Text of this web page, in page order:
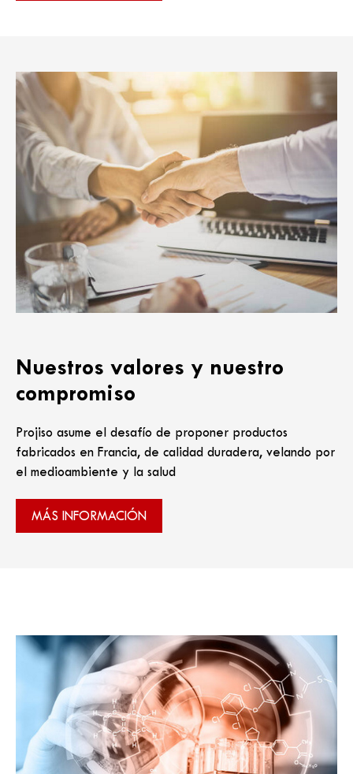
Nuestros valores y nuestro
compromiso
Projiso asume el desafío de proponer productos
fabricados en Francia, de calidad duradera, velando por
el medioambiente y la salud
MÁS INFORMACIÓN